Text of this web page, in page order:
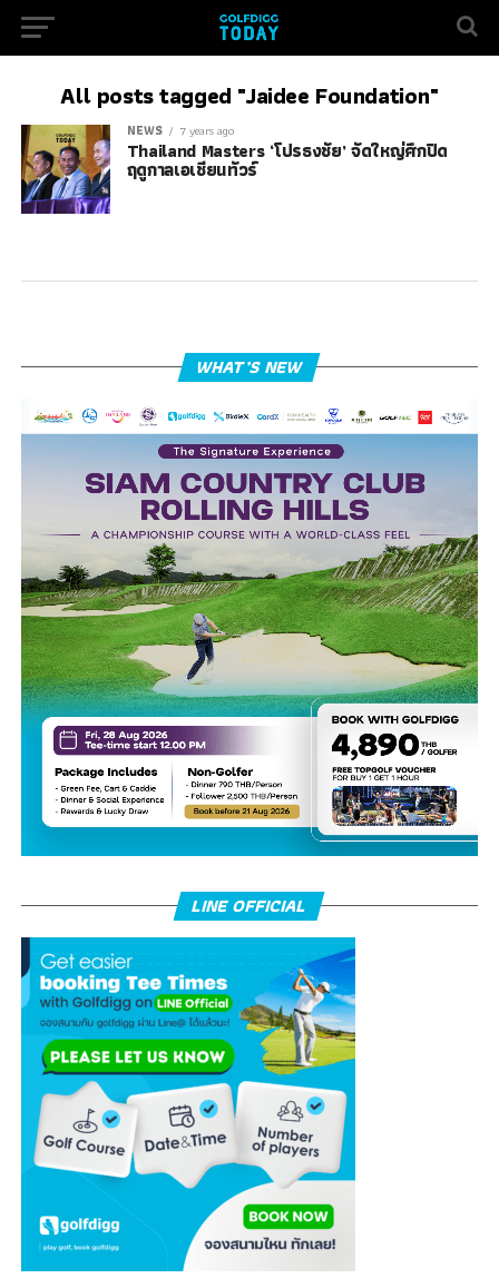
All posts tagged "Jaidee Foundation"
NEWS 7 years ago
Thailand Masters ‘โปรธงชัย’ จัดใหญ่ศึกปิด
ฤดูกาลเอเชียนทัวร์
WHAT’S NEW
LINE OFFICIAL